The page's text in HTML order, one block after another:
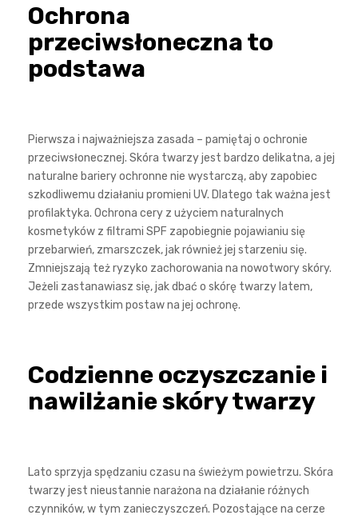
Ochrona
przeciwsłoneczna to
podstawa
Pierwsza i najważniejsza zasada – pamiętaj o ochronie
przeciwsłonecznej. Skóra twarzy jest bardzo delikatna, a jej
naturalne bariery ochronne nie wystarczą, aby zapobiec
szkodliwemu działaniu promieni UV. Dlatego tak ważna jest
profilaktyka. Ochrona cery z użyciem naturalnych
kosmetyków z filtrami SPF zapobiegnie pojawianiu się
przebarwień, zmarszczek, jak również jej starzeniu się.
Zmniejszają też ryzyko zachorowania na nowotwory skóry.
Jeżeli zastanawiasz się, jak dbać o skórę twarzy latem,
przede wszystkim postaw na jej ochronę.
Codzienne oczyszczanie i
nawilżanie skóry twarzy
Lato sprzyja spędzaniu czasu na świeżym powietrzu. Skóra
twarzy jest nieustannie narażona na działanie różnych
czynników, w tym zanieczyszczeń. Pozostające na cerze